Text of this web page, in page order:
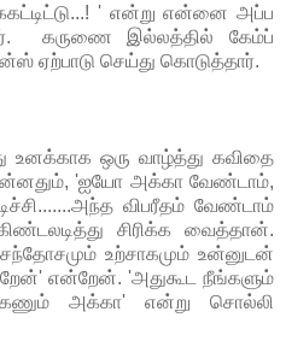
' என்று என்னை அப்ப
கருணை இல்லத்தில் கேம்ப்
ஏற்பாடு செய்து கொடுத்தார்.
உனக்காக ஒரு வாழ்த்து கவிதை
'ஐயோ அக்கா வேண்டாம்,
விபரீதம் வேண்டாம்
சிரிக்க வைத்தான்.
உற்சாகமும் உன்னுடன்
என்றேன். 'அதுகூட நீங்களும்
அக்கா' என்று சொல்லி